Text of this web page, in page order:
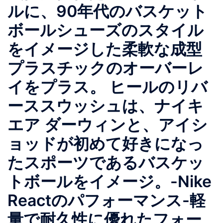
ルに、90年代のバスケット
ボールシューズのスタイル
をイメージした柔軟な成型
プラスチックのオーバーレ
イをプラス。 ヒールのリバ
ーススウッシュは、ナイキ
エア ダーウィンと、アイシ
ョッドが初めて好きになっ
たスポーツであるバスケッ
トボールをイメージ。-Nike
Reactのパフォーマンス-軽